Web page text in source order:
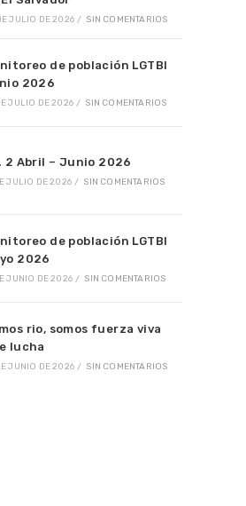
JULIO DE 2026 / SIN COMENTARIOS
de población LGTBI
2026
JULIO DE 2026 / SIN COMENTARIOS
2 Abril – Junio 2026
JULIO DE 2026 / SIN COMENTARIOS
de población LGTBI
2026
JUNIO DE 2026 / SIN COMENTARIOS
rio, somos fuerza viva
lucha
JUNIO DE 2026 / SIN COMENTARIOS